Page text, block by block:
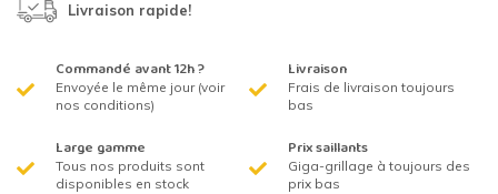
Livraison rapide!
Commandé avant 12h ?
Envoyée le même jour (voir
nos conditions)
Livraison
Frais de livraison toujours
bas
Large gamme
Tous nos produits sont
disponibles en stock
Prix saillants
Giga-grillage à toujours des
prix bas